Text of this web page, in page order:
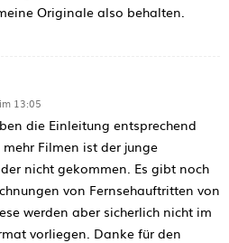
Originale also behalten.
13:05
die Einleitung entsprechend
Filmen ist der junge
nicht gekommen. Es gibt noch
von Fernsehauftritten von
werden aber sicherlich nicht im
vorliegen. Danke für den